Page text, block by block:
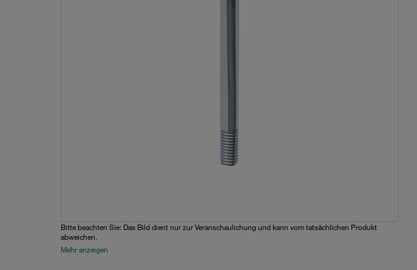
Bitte beachten Sie: Das Bild dient nur zur Veranschaulichung und kann vom tatsächlichen Produkt
abweichen.
Mehr anzeigen